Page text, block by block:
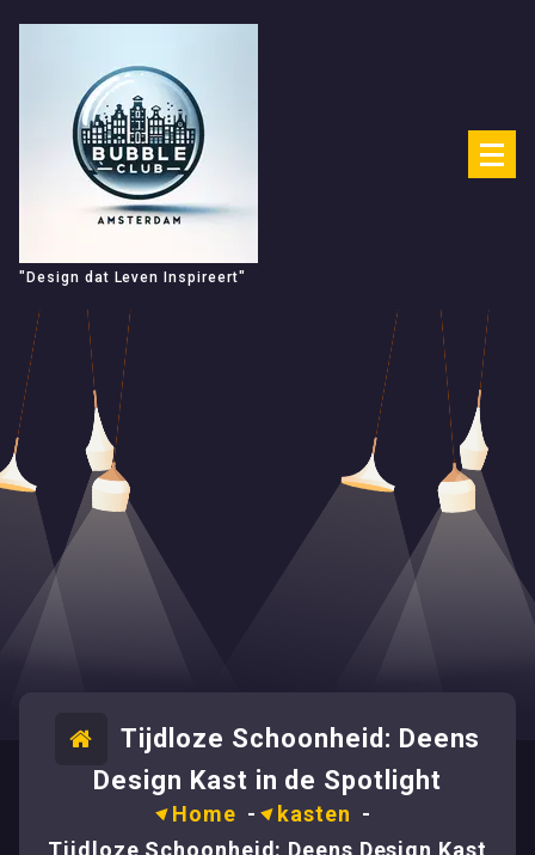
"Design dat Leven Inspireert"
Tijdloze Schoonheid: Deens
Design Kast in de Spotlight
Home - kasten -
Tijdloze Schoonheid: Deens Design Kast